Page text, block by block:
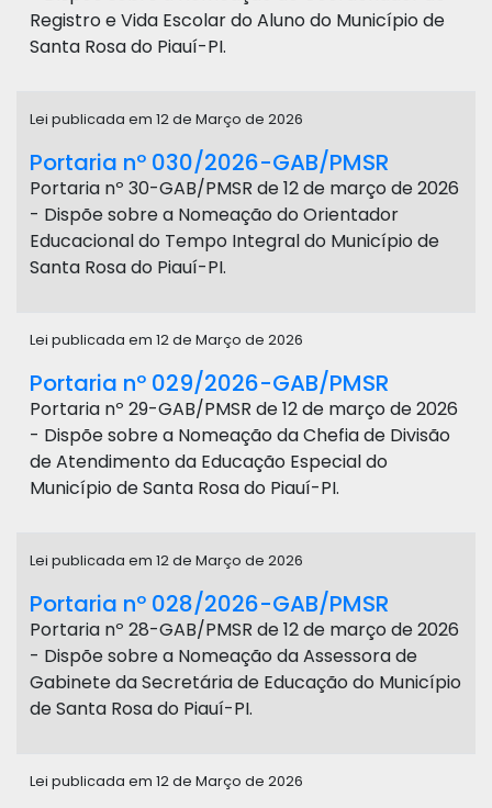
Registro e Vida Escolar do Aluno do Município de
Santa Rosa do Piauí-PI.
Lei publicada em 12 de Março de 2026
Portaria nº 030/2026-GAB/PMSR
Portaria nº 30-GAB/PMSR de 12 de março de 2026
- Dispõe sobre a Nomeação do Orientador
Educacional do Tempo Integral do Município de
Santa Rosa do Piauí-PI.
Lei publicada em 12 de Março de 2026
Portaria nº 029/2026-GAB/PMSR
Portaria nº 29-GAB/PMSR de 12 de março de 2026
- Dispõe sobre a Nomeação da Chefia de Divisão
de Atendimento da Educação Especial do
Município de Santa Rosa do Piauí-PI.
Lei publicada em 12 de Março de 2026
Portaria nº 028/2026-GAB/PMSR
Portaria nº 28-GAB/PMSR de 12 de março de 2026
- Dispõe sobre a Nomeação da Assessora de
Gabinete da Secretária de Educação do Município
de Santa Rosa do Piauí-PI.
Lei publicada em 12 de Março de 2026